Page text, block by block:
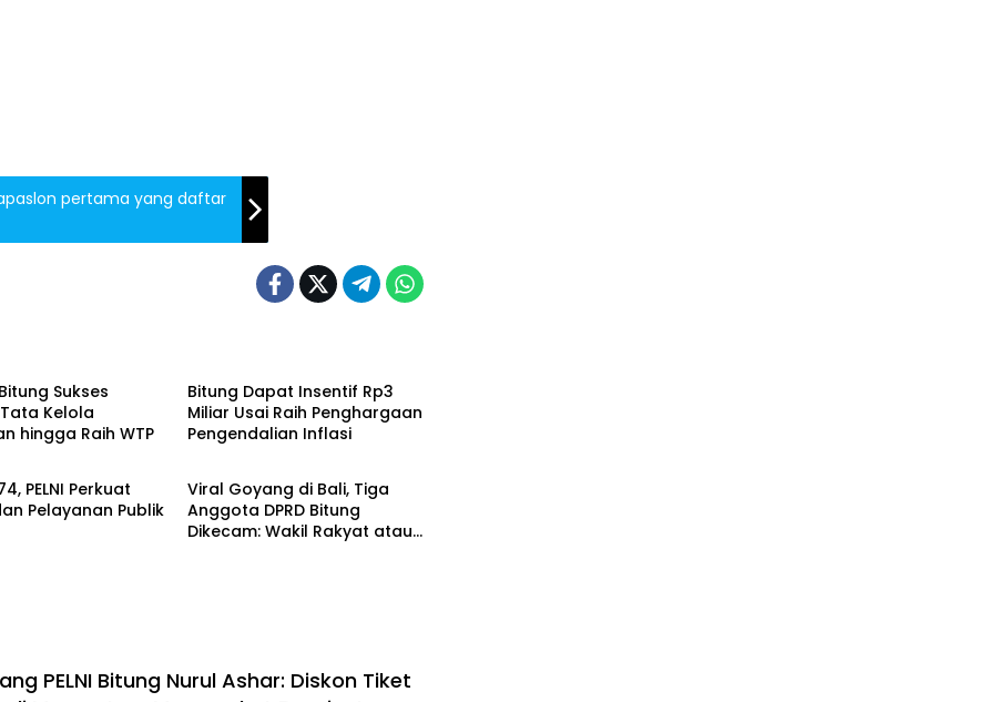
pertama yang daftar
Sukses
Kelola
hingga Raih WTP
Bitung Dapat Insentif Rp3
Miliar Usai Raih Penghargaan
Pengendalian Inflasi
PELNI Perkuat
Pelayanan Publik
Editorial Sulut News
Viral Goyang di Bali, Tiga
Anggota DPRD Bitung
Dikecam: Wakil Rakyat atau
PELNI Bitung Nurul Ashar: Diskon Tiket